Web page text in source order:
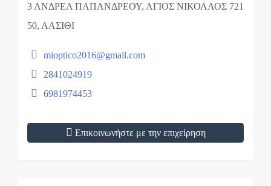
3 ΑΝΔΡΕΑ ΠΑΠΑΝΔΡΕΟΥ, ΑΓΙΟΣ ΝΙΚΟΛΑΟΣ 721
50, ΛΑΣΙΘΙ
mioptico2016@gmail.com
2841024919
6981974453
Επικοινωνήστε με την επιχείρηση